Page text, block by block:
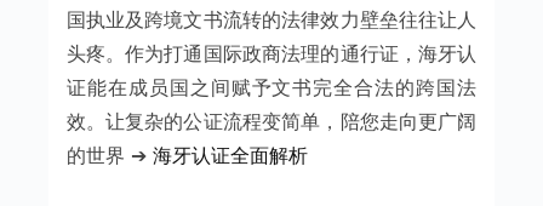
国执业及跨境文书流转的法律效力壁垒往往让人
头疼。作为打通国际政商法理的通行证，海牙认
证能在成员国之间赋予文书完全合法的跨国法
效。让复杂的公证流程变简单，陪您走向更广阔
的世界 ➔ 海牙认证全面解析